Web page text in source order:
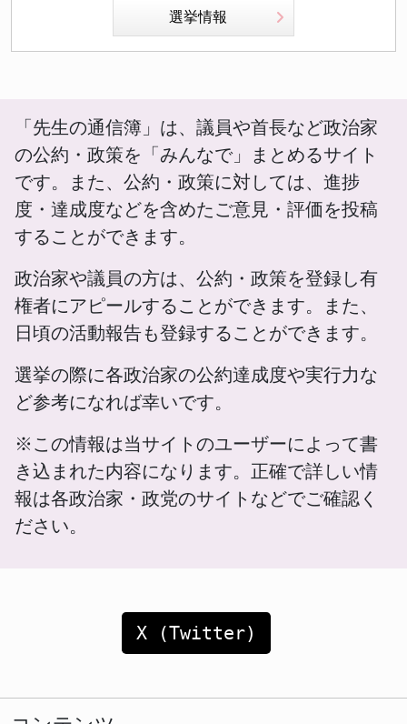
選挙情報
「先生の通信簿」は、議員や首長など政治家
の公約・政策を「みんなで」まとめるサイト
です。また、公約・政策に対しては、進捗
度・達成度などを含めたご意見・評価を投稿
することができます。
政治家や議員の方は、公約・政策を登録し有
権者にアピールすることができます。また、
日頃の活動報告も登録することができます。
選挙の際に各政治家の公約達成度や実行力な
ど参考になれば幸いです。
※この情報は当サイトのユーザーによって書
き込まれた内容になります。正確で詳しい情
報は各政治家・政党のサイトなどでご確認く
ださい。
X (Twitter)